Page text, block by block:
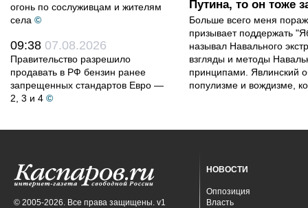
огонь по сослуживцам и жителям
села ©
09:38 07.08.2026
Правительство разрешило
продавать в РФ бензин ранее
запрещенных стандартов Евро —
2, 3 и 4 ©
Путина, то он тоже
Больше всего меня
призывает поддержать
называл Навального
взгляды и методы
принципами. Явлинский
популизме и вождизме,
© 2005-2026. Все права защищены. v1
НОВОСТИ
Оппозиция
Власть